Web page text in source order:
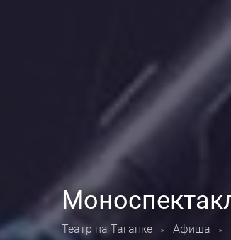
Театр на Таганке > Афиша >